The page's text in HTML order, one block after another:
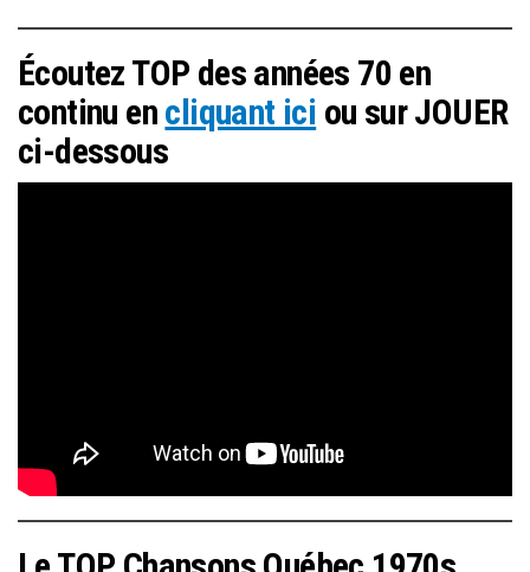
Écoutez TOP des années 70 en
continu en cliquant ici ou sur JOUER
ci-dessous